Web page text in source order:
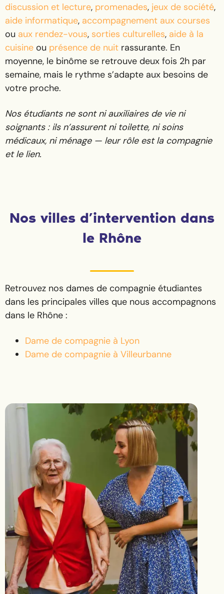
discussion et lecture, promenades, jeux de société,
aide informatique, accompagnement aux courses
ou aux rendez-vous, sorties culturelles, aide à la
cuisine ou présence de nuit rassurante. En
moyenne, le binôme se retrouve deux fois 2h par
semaine, mais le rythme s’adapte aux besoins de
votre proche.
Nos étudiants ne sont ni auxiliaires de vie ni
soignants : ils n’assurent ni toilette, ni soins
médicaux, ni ménage — leur rôle est la compagnie
et le lien.
Nos villes d’intervention dans
le Rhône
Retrouvez nos dames de compagnie étudiantes
dans les principales villes que nous accompagnons
dans le Rhône :
Dame de compagnie à Lyon
Dame de compagnie à Villeurbanne